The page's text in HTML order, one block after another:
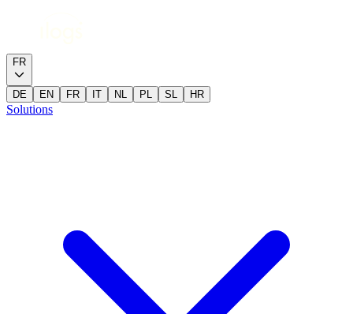
FR
DE EN FR IT NL PL SL HR
Solutions